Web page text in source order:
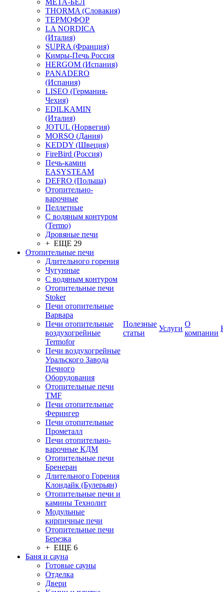
МЕТА-БЕЛ
THORMA (Словакия)
ТЕРМОФОР
LA NORDICA
(Италия)
SUPRA (Франция)
Кимры-Печь Россия
HERGOM (Испания)
PANADERO
(Испания)
LISEO (Германия-
Чехия)
EDILKAMIN
(Италия)
JOTUL (Норвегия)
MORSO (Дания)
KEDDY (Швеция)
FireBird (Россия)
Печь-камин
EASYSTEAM
DEFRO (Польша)
Отопительно-
варочные
Пеллетные
С водяным контуром
(Termo)
Дровяные печи
+ ЕЩЕ 29
Отопительные печи
Длительного горения
Чугунные
C водяным контуром
Отопительные печи
Stoker
Печи отопительные
Варвара
Печи отопительные
воздухогрейные
Termofor
Печи воздухогрейные
Уральского Завода
Печного
Оборудования
Отопительные печи
TMF
Печи отопительные
Ферингер
Печи отопительные
Прометалл
Печи отопительно-
варочные КДМ
Отопительные печи
Бренеран
Длительного Горения
Клондайк (Булерьян)
Отопительные печи и
камины Технолит
Модульные
кирпичные печи
Отопительные печи
Березка
+ ЕЩЕ 6
Баня и сауна
Готовые сауны
Отделка
Двери
Полезные
статьи
Услуги
О
компании